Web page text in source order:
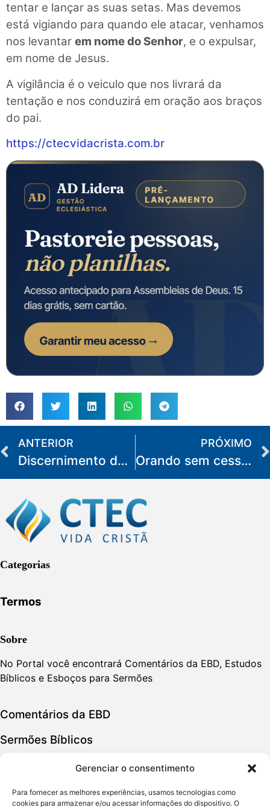
Gerenciar o consentimento
Para fornecer as melhores experiências, usamos tecnologias como
cookies para armazenar e/ou acessar informações do dispositivo. O
tentar e lançar as suas setas. Mas devemos
está vigiando para quando ele atacar, venhamos
nos levantar em nome do Senhor, e o expulsar,
em nome de Jesus.
A vigilância é o veiculo que nos livrará da
tentação e nos conduzirá em oração aos braços
do pai.
https://ctecvidacrista.com.br
ANTERIOR
Discernimento de espíritos – um dom imprescindível
PRÓXIMO
Orando sem cessar
Categorias
Termos
Sobre
No Portal você encontrará Comentários da EBD, Estudos
Bíblicos e Esboços para Sermões
Comentários da EBD
Sermões Bíblicos
Estudos Bíblicos
Política de Privacidade